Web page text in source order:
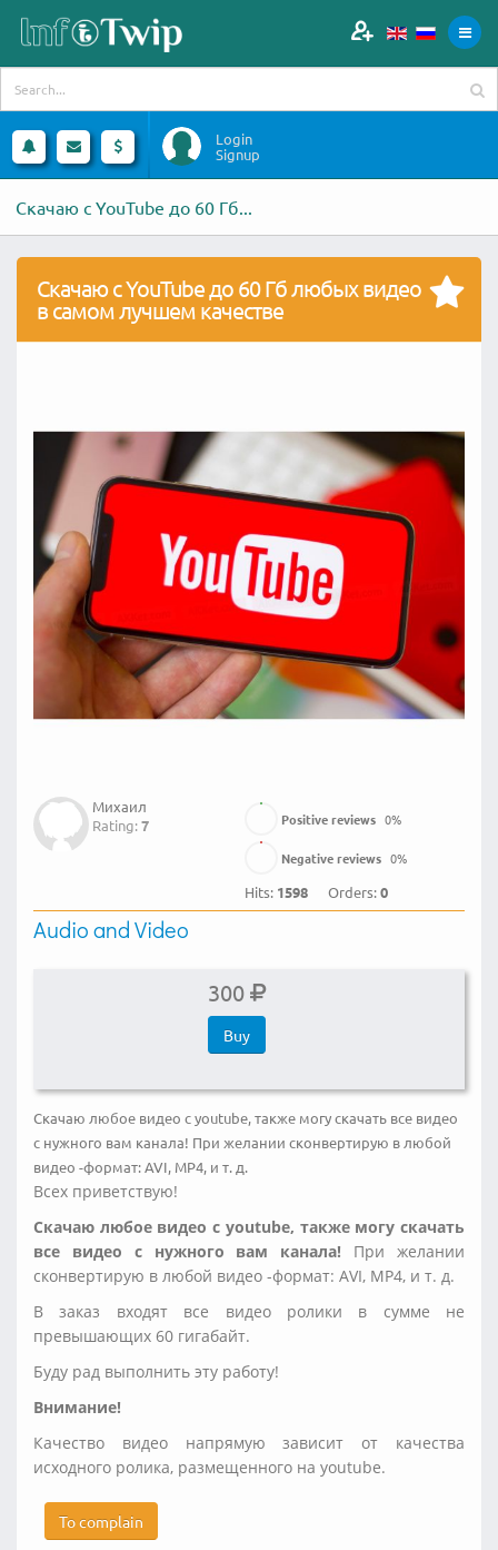
Login
Signup
Скачаю с YouTube до 60 Гб...
Скачаю с YouTube до 60 Гб любых видео
в самом лучшем качестве
Михаил
Rating:7 Positive reviews 0%
Negative reviews 0%
Hits: 1598 Orders:0
Audio and Video
300
Buy
Скачаю любое видео с youtube, также могу скачать все видео
с нужного вам канала! При желании сконвертирую в любой
видео -формат: AVI, MP4, и т. д.
Всех приветствую!
Скачаю любое видео с youtube, также могу скачать
все видео с нужного вам канала! При желании
сконвертирую в любой видео -формат: AVI, MP4, и т. д.
В заказ входят все видео ролики в сумме не
превышающих 60 гигабайт.
Буду рад выполнить эту работу!
Внимание!
Качество видео напрямую зависит от качества
исходного ролика, размещенного на youtube.
To complain